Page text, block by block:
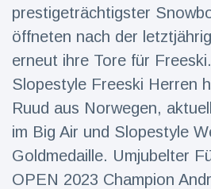
Jungstorch
nimmt
glückliche
Wendung
16 Juli
52
Aufrufe
Vor WM-
Finale:
Rauch-
Warnung
und Hitze
in New
York
Aufrufe
prestigeträchtigster
öffneten nach der
erneut ihre Tore für
Slopestyle Freeski Herren
Ruud aus Norwegen,
im Big Air und Slopestyle
Goldmedaille. Umjubelter
OPEN 2023 Champion